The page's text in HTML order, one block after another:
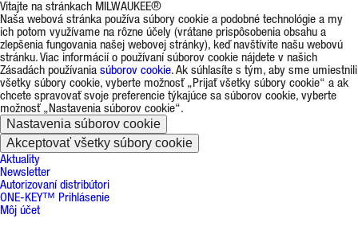
Vitajte na stránkach MILWAUKEE®
Naša webová stránka používa súbory cookie a podobné technológie a my
ich potom využívame na rôzne účely (vrátane prispôsobenia obsahu a
zlepšenia fungovania našej webovej stránky), keď navštívite našu webovú
stránku. Viac informácií o používaní súborov cookie nájdete v našich
Zásadách používania súborov cookie. Ak súhlasíte s tým, aby sme umiestnili
všetky súbory cookie, vyberte možnosť „Prijať všetky súbory cookie“ a ak
chcete spravovať svoje preferencie týkajúce sa súborov cookie, vyberte
možnosť „Nastavenia súborov cookie“.
Nastavenia súborov cookie
Akceptovať všetky súbory cookie
Aktuality
Newsletter
Autorizovaní distribútori
ONE-KEY™ Prihlásenie
Môj účet